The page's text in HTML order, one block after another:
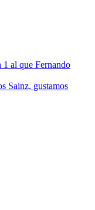
al que Fernando
Sainz, gustamos